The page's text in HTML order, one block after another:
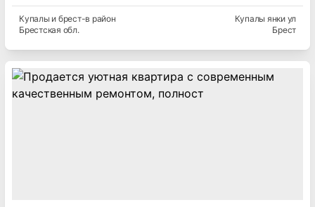
Купалы и брест-в район
Брестская обл.
Купалы янки ул
Брест